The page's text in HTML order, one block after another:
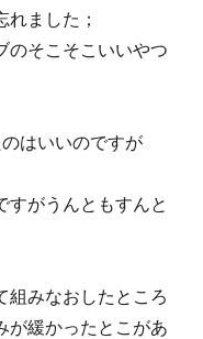
ました；
のそこそこいいやつ
はいいのですが
すがうんともすんと
組みなおしたところ
が緩かったとこがあ